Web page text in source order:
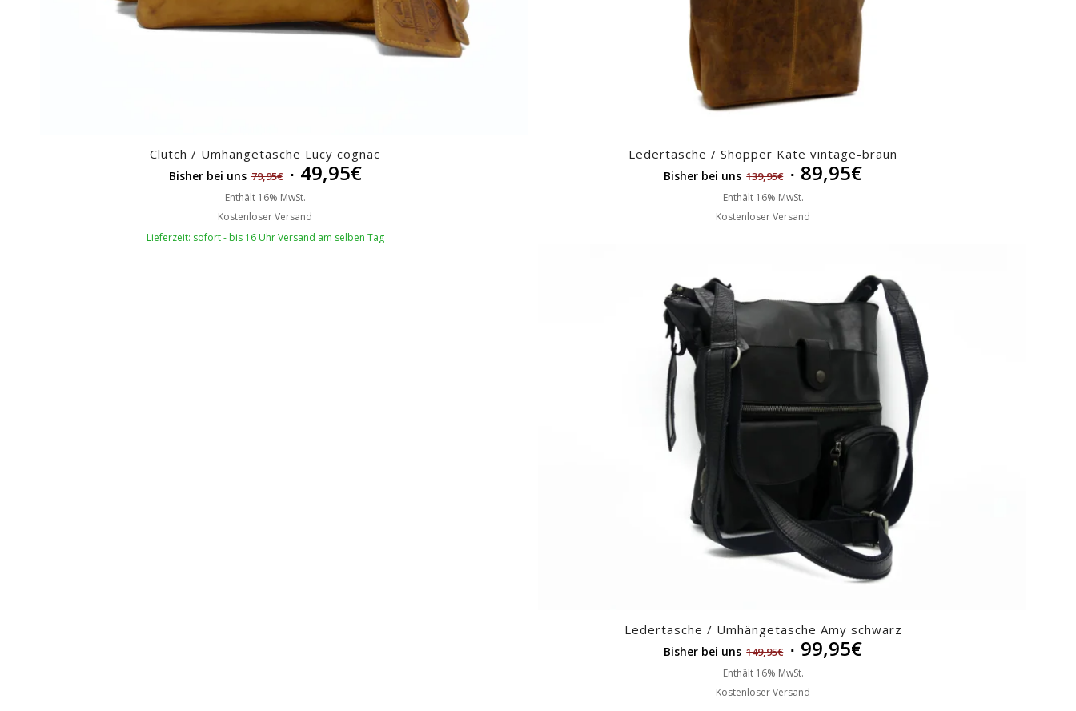
Clutch / Umhängetasche Lucy cognac
Bisher bei uns 79,95€ 49,95€
Enthält 16% MwSt.
Kostenloser Versand
Lieferzeit: sofort - bis 16 Uhr Versand am selben Tag
Ledertasche / Shopper Kate vintage-braun
Bisher bei uns 139,95€ 89,95€
Enthält 16% MwSt.
Kostenloser Versand
Ledertasche / Umhängetasche Amy schwarz
Bisher bei uns 149,95€ 99,95€
Enthält 16% MwSt.
Kostenloser Versand